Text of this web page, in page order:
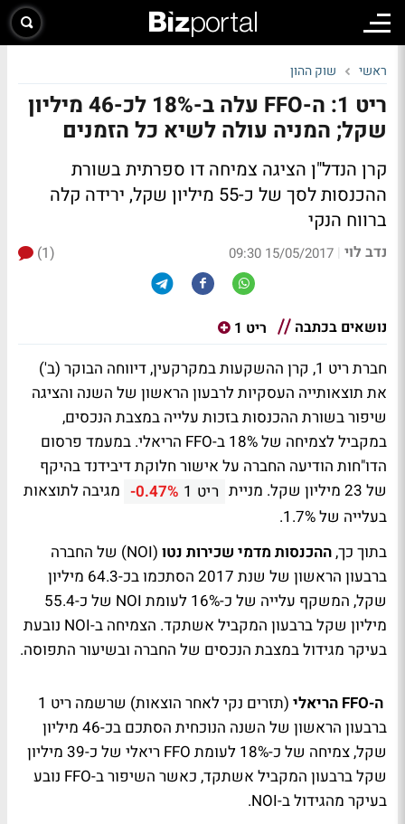
ראשי שוק ההון
ריט 1: ה-FFO עלה ב-18% לכ-46 מיליון
שקל; המניה עולה לשיא כל הזמנים
קרן הנדל"ן הציגה צמיחה דו ספרתית בשורת
ההכנסות לסך של כ-55 מיליון שקל, ירידה קלה
ברווח הנקי
נדב לוי |
15/05/2017 09:30
(1)
נושאים בכתבה ריט 1
חברת ריט 1, קרן ההשקעות במקרקעין, דיווחה הבוקר (ב')
את תוצאותייה העסקיות לרבעון הראשון של השנה והציגה
שיפור בשורת ההכנסות בזכות עלייה במצבת הנכסים,
במקביל לצמיחה של 18% ב-FFO הריאלי. במעמד פרסום
הדו"חות הודיעה החברה על אישור חלוקת דיבידנד בהיקף
של 23 מיליון שקל. מניית
ריט 1 -0.47% מגיבה לתוצאות
בעלייה של 1.7%.
בתוך כך,ההכנסות מדמי שכירות נטו
(NOI) של החברה
ברבעון הראשון של שנת 2017 הסתכמו בכ-64.3 מיליון
שקל, המשקף עלייה של כ-16% לעומת NOI של כ-55.4
מיליון שקל ברבעון המקביל אשתקד. הצמיחה ב-NOI נובעת
בעיקר מגידול במצבת הנכסים של החברה ובשיעור התפוסה.
ה-FFO הריאלי
(תזרים נקי לאחר הוצאות) שרשמה ריט 1
ברבעון הראשון של השנה הנוכחית הסתכם בכ-46 מיליון
שקל, צמיחה של כ-18% לעומת FFO ריאלי של כ-39 מיליון
שקל ברבעון המקביל אשתקד, כאשר השיפור ב-FFO נובע
בעיקר מהגידול ב-NOI.